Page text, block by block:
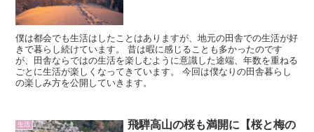
僕は都会でも生活はしたことはありますが、地元の田舎での生活が好
きで暮らし続けています。 昔は暇に感じることも多かったのです
が、田舎ならではの生活を楽しむように意識した途端、年数を重ねる
ごとに生活が楽しくなってきています。 今回は僕なりの田舎暮らし
の楽しみ方を公開していきます。
生活
飛騨高山の桜も満開に【桜と梅の